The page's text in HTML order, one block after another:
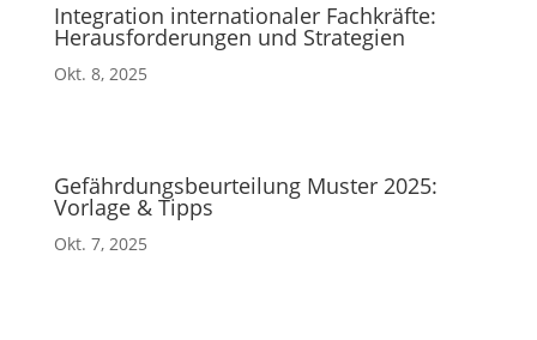
Integration internationaler Fachkräfte:
Herausforderungen und Strategien
Okt. 8, 2025
Gefährdungsbeurteilung Muster 2025:
Vorlage & Tipps
Okt. 7, 2025